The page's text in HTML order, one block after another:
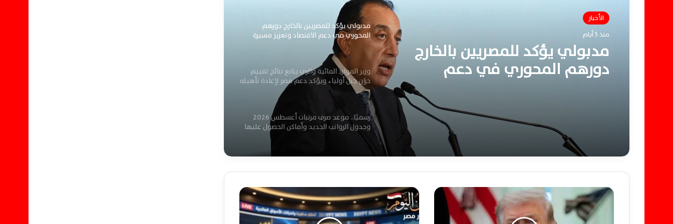
الأخبار
منذ 5 أيام
مدبولي يؤكد للمصريين بالخارج
دورهم المحوري في دعم
الاقتصاد وتعزيز مسيرة التنمية
مدبولي يؤكد للمصريين بالخارج دورهم
المحوري في دعم الاقتصاد وتعزيز مسيرة
التنمية الوطنية المستدامة
وزير الموارد المائية والري يتابع نتائج تقييم
خزان جبل أولياء ويؤكد دعم مصر لإعادة تأهيله
بالكامل
رسميًا.. موعد صرف مرتبات أغسطس 2026
وجدول الرواتب الجديد وأماكن الحصول عليها
الصحية الشرطية وشروط التقديم للدفعة
بدء تطبيق منظومة الخصم المباشر للخبز
اليوم.. تعرف على السعر والحصة الرسمية
ت
ا
س
ت